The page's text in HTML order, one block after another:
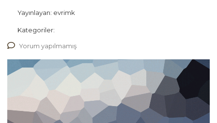
Yayınlayan: evrimk
Kategoriler:
Yorum yapılmamış